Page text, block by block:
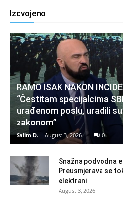
Izdvojeno
RAMO ISAK NAKON
“Čestitam specijalcima
urađenom poslu, uradili
zakonom”
Salim D. - August 3, 2026 0
Snažna podvodna
Preusmjerava se
elektrani
August 3, 2026